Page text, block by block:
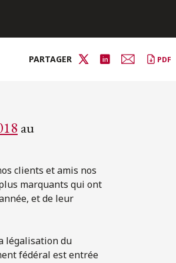
PARTAGER PDF
au
clients et amis nos
marquants qui ont
et de leur
légalisation du
fédéral est entrée